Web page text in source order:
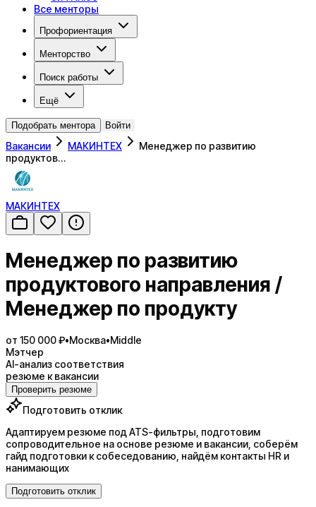
Все менторы
Профориентация
Менторство
Поиск работы
Ещё
Подобрать ментора Войти
Вакансии МАКИНТЕХ
Менеджер по развитию
продуктов…
МАКИНТЕХ
Менеджер по развитию
продуктового направления /
Менеджер по продукту
от 150 000 ₽•Москва•Middle
Мэтчер
AI-анализ соответствия
резюме к вакансии
Проверить резюме
Подготовить отклик
Адаптируем резюме под ATS-фильтры, подготовим
сопроводительное на основе резюме и вакансии, соберём
гайд подготовки к собеседованию, найдём контакты HR и
нанимающих
Подготовить отклик